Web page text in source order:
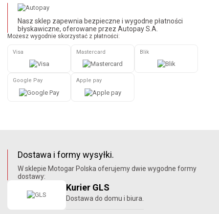
Nasz sklep zapewnia bezpieczne i wygodne płatności
błyskawiczne, oferowane przez Autopay S.A.
Możesz wygodnie skorzystać z płatności:
Visa Mastercard Blik
Google Pay Apple pay
Dostawa i formy wysyłki.
W sklepie Motogar Polska oferujemy dwie wygodne formy
dostawy:
Kurier GLS
Dostawa do domu i biura.